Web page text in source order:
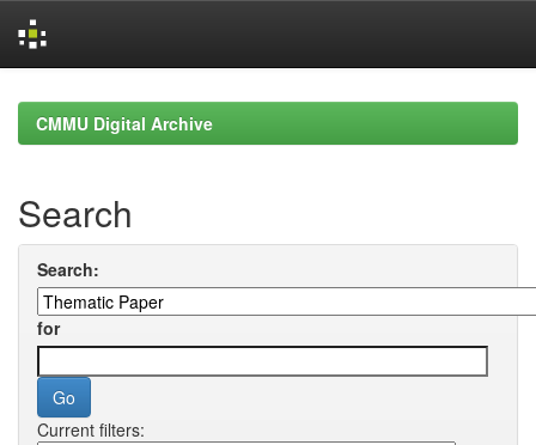
navigationCMMU Digital Archive
Search
Search:
for
Current filters: